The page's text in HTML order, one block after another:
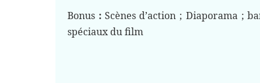
Bonus : Scènes d’action ; Diaporama ;
spéciaux du film